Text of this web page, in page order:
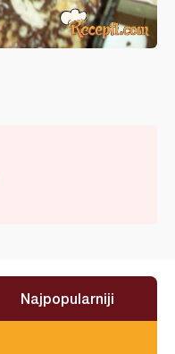
Najpopularniji